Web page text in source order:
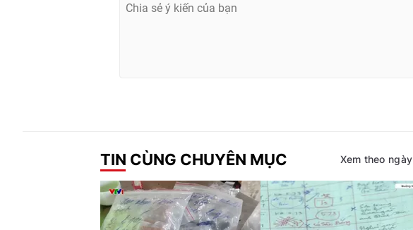
TIN CÙNG CHUYÊN MỤC Xem theo ngày